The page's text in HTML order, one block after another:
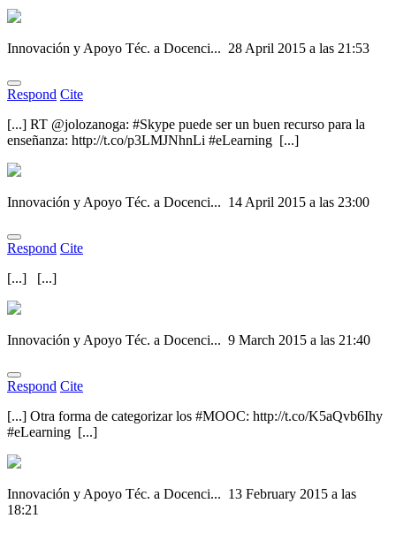
Innovación y Apoyo Téc. a Docenci... 28 April 2015 a las 21:53
Respond Cite
[...] RT @jolozanoga: #Skype puede ser un buen recurso para la
enseñanza: http://t.co/p3LMJNhnLi #eLearning [...]
Innovación y Apoyo Téc. a Docenci... 14 April 2015 a las 23:00
Respond Cite
[...] [...]
Innovación y Apoyo Téc. a Docenci... 9 March 2015 a las 21:40
Respond Cite
[...] Otra forma de categorizar los #MOOC: http://t.co/K5aQvb6Ihy
#eLearning [...]
Innovación y Apoyo Téc. a Docenci... 13 February 2015 a las
18:21